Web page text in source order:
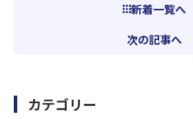
新着一覧へ
次の記事へ
カテゴリー